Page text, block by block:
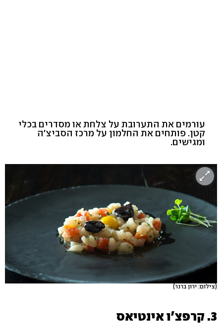
עורמים את התערובת על צלחת או מסדרים בכלי
קטן. פותחים את החלמון על מרכז הסביצ'ה
ומגישים.
(צילום: ירון ברנר)
3. קרפצ'ו אינטיאס